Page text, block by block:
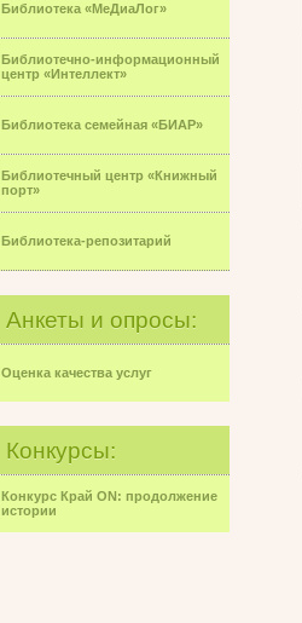
Библиотека «МеДиаЛог»
Библиотечно-информационный
центр «Интеллект»
Библиотека семейная «БИАР»
Библиотечный центр «Книжный
порт»
Библиотека-репозитарий
Анкеты и опросы:
Оценка качества услуг
Конкурсы:
Конкурс Край ON: продолжение
истории